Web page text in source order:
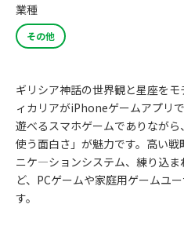
業種
その他
ギリシア神話の世界観と星座を
ィカリアがiPhoneゲームアプリ
遊べるスマホゲームでありなが
使う面白さ」が魅力です。高い
ニケ―ションシステム、練り込ま
ど、PCゲームや家庭用ゲームユ
す。